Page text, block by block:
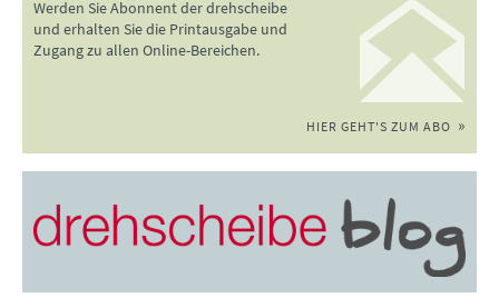
Werden Sie Abonnent der drehscheibe
und erhalten Sie die Printausgabe und
Zugang zu allen Online-Bereichen.
HIER GEHT'S ZUM ABO